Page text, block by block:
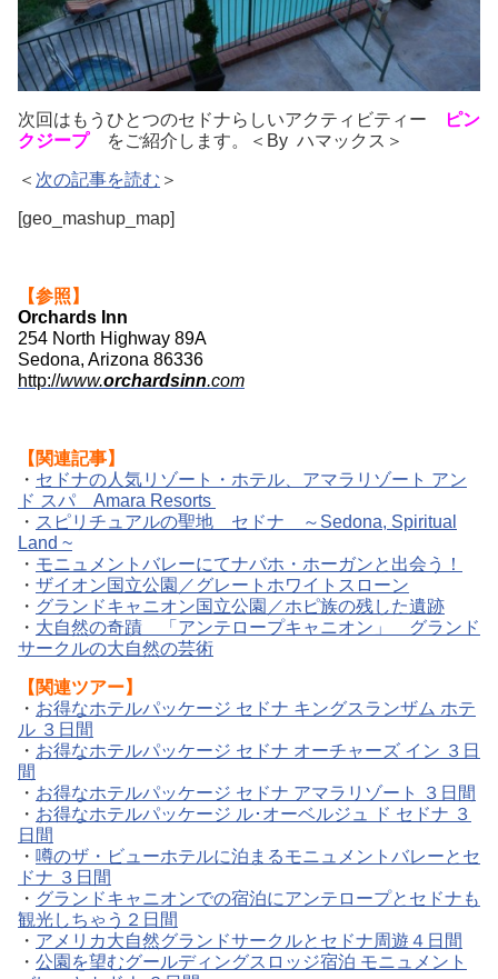
次回はもうひとつのセドナらしいアクティビティー
ピン
クジープ
をご紹介します。＜By ハマックス＞
＜ 次の記事を読む ＞
[geo_mashup_map]
【参照】
Orchards Inn
254 North Highway 89A
Sedona, Arizona 86336
http://www.orchardsinn.com
【関連記事】
・ セドナの人気リゾート・ホテル、アマラリゾート アン
ド スパ Amara Resorts
・ スピリチュアルの聖地 セドナ ～Sedona, Spiritual
Land ~
・ モニュメントバレーにてナバホ・ホーガンと出会う！
・ ザイオン国立公園／グレートホワイトスローン
・ グランドキャニオン国立公園／ホピ族の残した遺跡
・ 大自然の奇蹟 「アンテロープキャニオン」 グランド
サークルの大自然の芸術
【 関連ツアー】
・ お得なホテルパッケージ セドナ キングスランザム ホテ
ル ３日間
・ お得なホテルパッケージ セドナ オーチャーズ イン ３日
間
・ お得なホテルパッケージ セドナ アマラリゾート ３日間
・ お得なホテルパッケージ ル･オーベルジュ ド セドナ ３
日間
・ 噂のザ・ビューホテルに泊まるモニュメントバレーとセ
ドナ ３日間
・ グランドキャニオンでの宿泊にアンテロープとセドナも
観光しちゃう２日間
・ アメリカ大自然グランドサークルとセドナ周遊４日間
・ 公園を望むグールディングスロッジ宿泊 モニュメント